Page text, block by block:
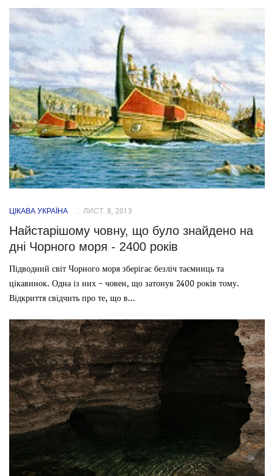
ЦІКАВА УКРАЇНА ЛИСТ. 8, 2013
Найстарішому човну, що було знайдено на
дні Чорного моря - 2400 років
Підводний світ Чорного моря зберігає безліч таємниць та
цікавинок. Одна із них - човен, що затонув 2400 років тому.
Відкриття свідчить про те, що в...